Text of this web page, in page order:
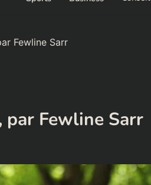
Fewline Sarr
Fewline Sarr